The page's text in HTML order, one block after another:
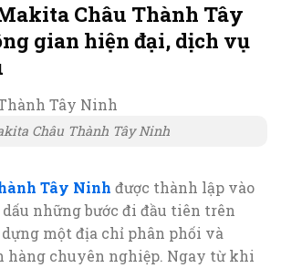
Châu Thành Tây
gian hiện đại, dịch vụ
Châu Thành Tây Ninh
Tây Ninh được thành lập vào
dấu những bước đi đầu tiên trên
một địa chỉ phân phối và
hàng chuyên nghiệp. Ngay từ khi